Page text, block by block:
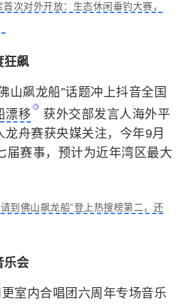
次对外开放：生态休闲垂钓大赛，
狂飙
山飙龙船”话题冲上抖音全国
漂移
获外交部发言人海外平
龙舟赛获央媒关注，今年9月
届赛事，预计为近年湾区最大
到佛山飙龙船”登上热搜榜第二，还
乐会
室内合唱团六周年专场音乐